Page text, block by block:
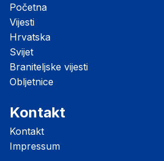
Početna
Vijesti
Hrvatska
Svijet
Braniteljske vijesti
Obljetnice
Kontakt
Kontakt
Impressum